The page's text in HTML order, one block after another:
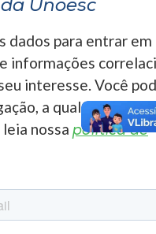
Unoesc
dados para entrar
informações
interesse. Você
a qualquer
nossa política de